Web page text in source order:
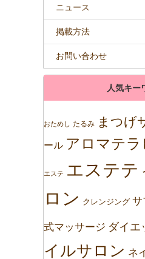
ニュース
掲載方法
お問い合わせ
人気キー
おためし たるみ まつげ
ール アロマテラ
エステ エステテ
ロン クレンジング サ
式マッサージ ダイエ
イルサロン ネ